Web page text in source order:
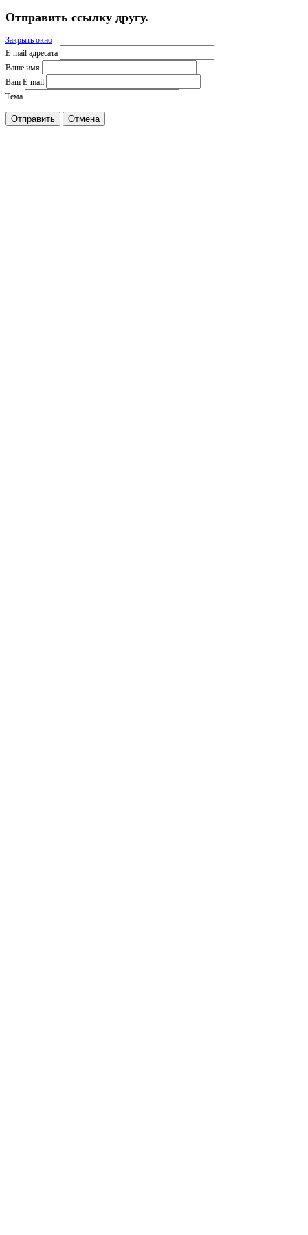
Отправить ссылку другу.
Закрыть окно
E-mail адресата
Ваше имя
Ваш E-mail
Тема
Отправить Отмена